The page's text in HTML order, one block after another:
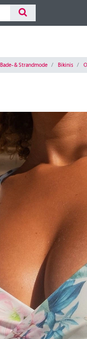
Bade- & Strandmode Bikinis